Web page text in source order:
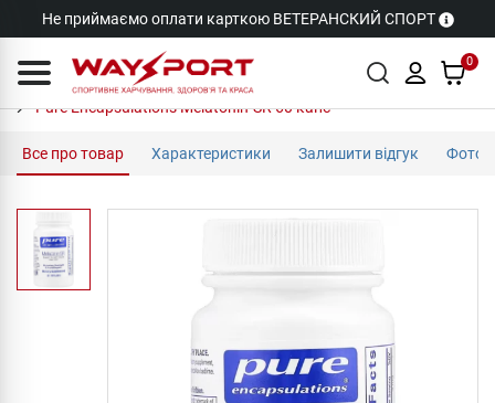
Не приймаємо оплати карткою ВЕТЕРАНСКИЙ СПОРТ
0
Pure Encapsulations Melatonin-SR 60 капс
Все про товар Характеристики Залишити відгук Фото